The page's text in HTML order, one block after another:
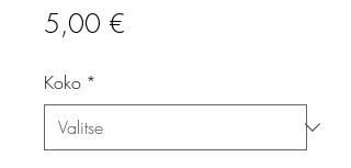
5,00 €
Koko *